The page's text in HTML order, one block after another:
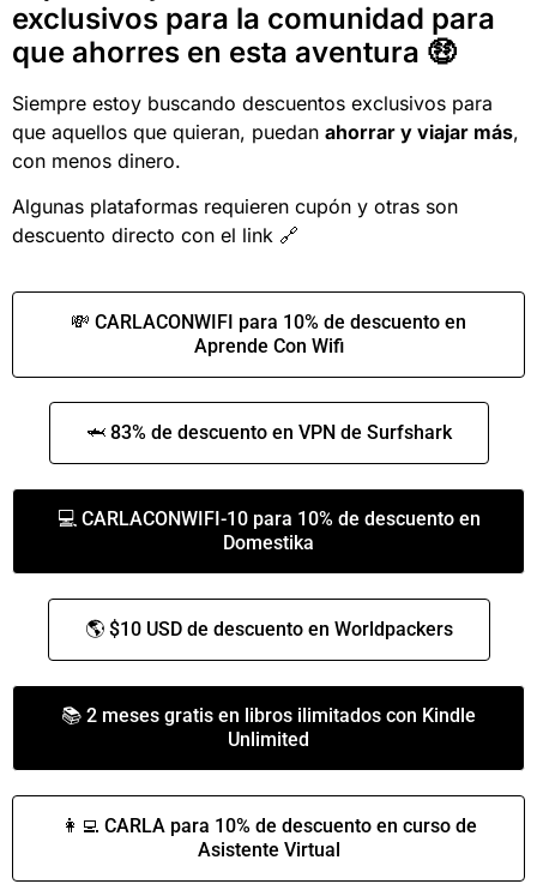
exclusivos para la comunidad para
que ahorres en esta aventura 🤑
Siempre estoy buscando descuentos exclusivos para
que aquellos que quieran, puedan ahorrar y viajar más,
con menos dinero.
Algunas plataformas requieren cupón y otras son
descuento directo con el link 🔗
💸 CARLACONWIFI para 10% de descuento en
Aprende Con Wifi
🦈 83% de descuento en VPN de Surfshark
💻 CARLACONWIFI-10 para 10% de descuento en
Domestika
🌎 $10 USD de descuento en Worldpackers
📚 2 meses gratis en libros ilimitados con Kindle
Unlimited
👩‍💻 CARLA para 10% de descuento en curso de
Asistente Virtual